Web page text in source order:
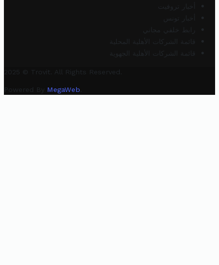
أخبار تروفيت
أخبار تونس
رابط خلفي مجاني
قائمة الشركات الأهلية المحلية
قائمة الشركات الأهلية الجهوية
2025 © Trovit. All Rights Reserved.
Powered By MegaWeb